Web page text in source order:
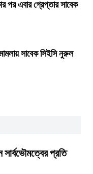
পর এবার গ্রেপ্তার সাবেক
সাবেক সিইসি নুরুল
সার্বভৌমত্বের প্রতি